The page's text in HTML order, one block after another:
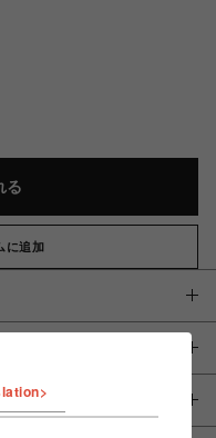
る
に追加